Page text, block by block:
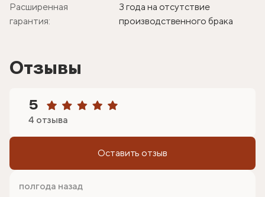
Расширенная
гарантия:
3 года на отсутствие
производственного брака
Отзывы
5
4 отзыва
Оставить отзыв
полгода назад